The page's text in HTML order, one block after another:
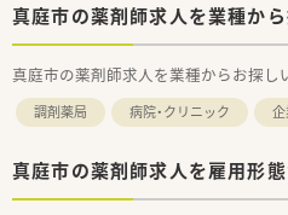
真庭市の薬剤師求人を業種か
真庭市の薬剤師求人を業種からお探し
調剤薬局 病院・クリニック
真庭市の薬剤師求人を雇用形